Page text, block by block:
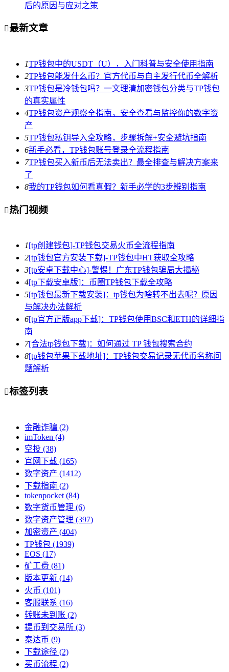
后的原因与应对之策
最新文章
1TP钱包中的USDT（U），入门科普与安全使用指南
2TP钱包能发什么币？官方代币与自主发行代币全解析
3TP钱包是冷钱包吗？一文理清加密钱包分类与TP钱包
的真实属性
4TP钱包资产观察全指南，安全查看与监控你的数字资
产
5TP钱包私钥导入全攻略，步骤拆解+安全避坑指南
6新手必看，TP钱包账号登录全流程指南
7TP钱包买入新币后无法卖出？最全排查与解决方案来
了
8我的TP钱包如何看真假？新手必学的3步辨别指南
热门视频
1[tp创建钱包]-TP钱包交易火币全流程指南
2[tp钱包官方安装下载]-TP钱包中HT获取全攻略
3[tp安卓下载中心]-警惕！广东TP钱包骗局大揭秘
4[tp下载安卓版]：币圈TP钱包下载全攻略
5[tp钱包最新下载安装]：tp钱包为啥转不出去呢？原因
与解决办法解析
6[tp官方正版app下载]：TP钱包使用BSC和ETH的详细指
南
7[合法tp钱包下载]：如何通过 TP 钱包搜索合约
8[tp钱包苹果下载地址]：TP钱包交易记录无代币名称问
题解析
标签列表
金融诈骗 (2)
imToken (4)
空投 (38)
官网下载 (165)
数字资产 (1412)
下载指南 (2)
tokenpocket (84)
数字货币管理 (6)
数字资产管理 (397)
加密资产 (404)
TP钱包 (1939)
EOS (17)
矿工费 (81)
版本更新 (14)
火币 (101)
客服联系 (16)
转账未到账 (2)
提币到交易所 (3)
泰达币 (9)
下载途径 (2)
买币流程 (2)